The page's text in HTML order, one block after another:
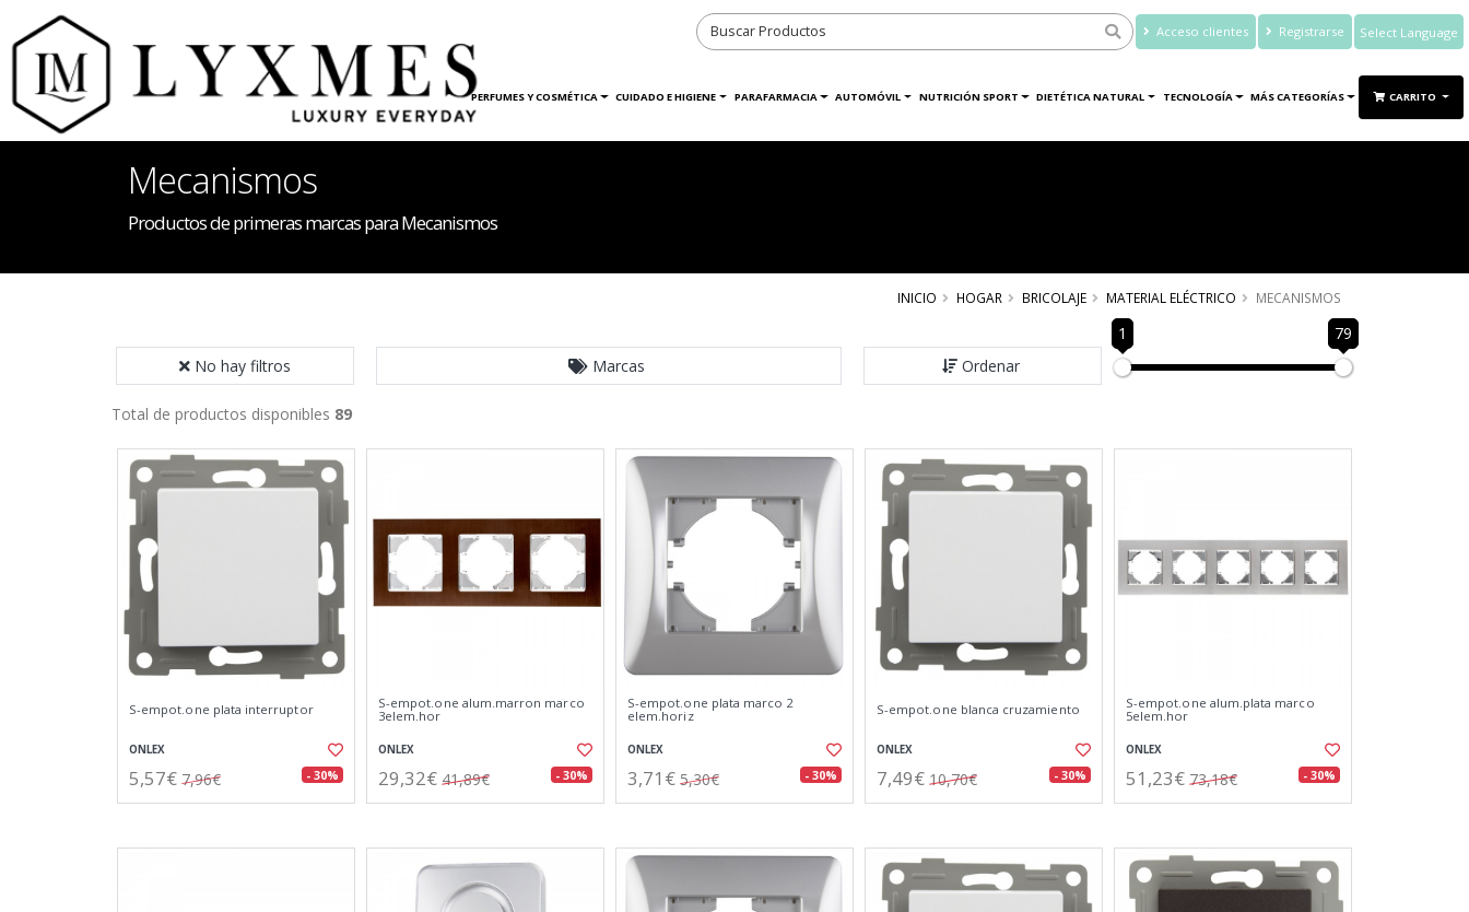
Acceso clientes Registrarse
Translate
INICIO HOGAR PERFUMES Y COSMÉTICA CUIDADO E HIGIENE PARAFARMACIA AUTOMÓVIL NUTRICIÓN SPORT DIETÉTICA NATURAL TECNOLOGÍA MÁS CATEGORÍAS CARRITO
Mecanismos
Productos de primeras marcas para Mecanismos
INICIO HOGAR BRICOLAJE MATERIAL ELÉCTRICO MECANISMOS
No hay filtros Marcas Ordenar
1 79
Total de productos disponibles 89
S-empot.one plata interruptor
ONLEX
5,57€ 7,96€ - 30%
S-empot.one alum.marron marco
3elem.hor
ONLEX
29,32€ 41,89€ - 30%
S-empot.one plata marco 2
elem.horiz
ONLEX
3,71€ 5,30€ - 30%
S-empot.one blanca cruzamiento
ONLEX
7,49€ 10,70€ - 30%
S-empot.one alum.plata marco
5elem.hor
ONLEX
51,23€ 73,18€ - 30%